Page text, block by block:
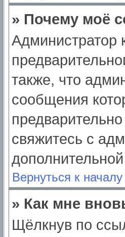
» Почему моё
Администратор
также, что
сообщения
свяжитесь с
Вернуться к началу
» Как мне
Щёлкнув по